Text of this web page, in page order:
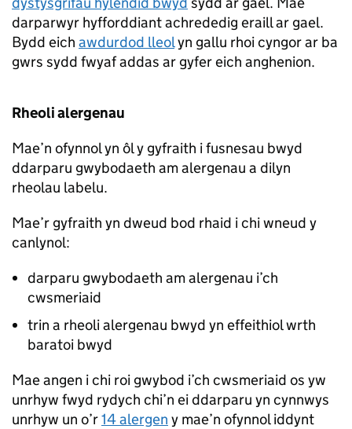
darparwyr hyfforddiant achrededig eraill ar gael.
Bydd eich awdurdod lleolyn gallu rhoi cyngor ar ba
gwrs sydd fwyaf addas ar gyfer eich anghenion.
Rheoli alergenau
Mae’n ofynnol yn ôl y gyfraith i fusnesau bwyd
ddarparu gwybodaeth am alergenau a dilyn
rheolau labelu.
Mae’r gyfraith yn dweud bod rhaid i chi wneud y
canlynol:
darparu gwybodaeth am alergenau i’ch
cwsmeriaid
trin a rheoli alergenau bwyd yn effeithiol wrth
baratoi bwyd
Mae angen i chi roi gwybod i’ch cwsmeriaid os yw
unrhyw fwyd rydych chi’n ei ddarparu yn cynnwys
unrhyw un o’r14 alergen y mae’n ofynnol iddynt